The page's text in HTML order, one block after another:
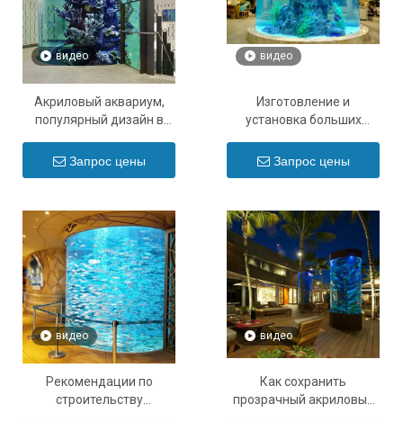
видео
Акриловый аквариум,
популярный дизайн в
Запрос цены
видео
Изготовление и
установка больших
аквариумов - Leyu
Запрос цены
видео
Рекомендации по
строительству
видео
Как сохранить
прозрачный акриловый